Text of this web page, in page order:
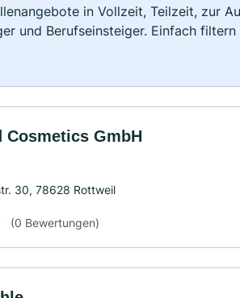
in Vollzeit, Teilzeit, zur
und Berufseinsteiger. Einfach
Cosmetics GmbH
30, 78628 Rottweil
(0 Bewertungen)